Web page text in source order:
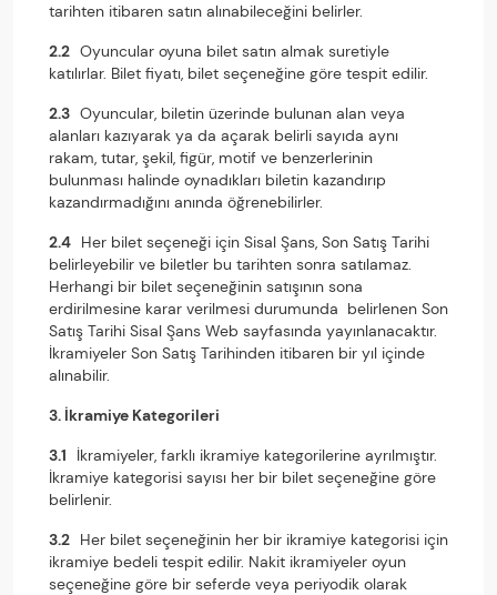
tarihten itibaren satın alınabileceğini belirler.
2.2 Oyuncular oyuna bilet satın almak suretiyle
katılırlar. Bilet fiyatı, bilet seçeneğine göre tespit edilir.
2.3 Oyuncular, biletin üzerinde bulunan alan veya
alanları kazıyarak ya da açarak belirli sayıda aynı
rakam, tutar, şekil, figür, motif ve benzerlerinin
bulunması halinde oynadıkları biletin kazandırıp
kazandırmadığını anında öğrenebilirler.
2.4 Her bilet seçeneği için Sisal Şans, Son Satış Tarihi
belirleyebilir ve biletler bu tarihten sonra satılamaz.
Herhangi bir bilet seçeneğinin satışının sona
erdirilmesine karar verilmesi durumunda belirlenen Son
Satış Tarihi Sisal Şans Web sayfasında yayınlanacaktır.
İkramiyeler Son Satış Tarihinden itibaren bir yıl içinde
alınabilir.
3. İkramiye Kategorileri
3.1 İkramiyeler, farklı ikramiye kategorilerine ayrılmıştır.
İkramiye kategorisi sayısı her bir bilet seçeneğine göre
belirlenir.
3.2 Her bilet seçeneğinin her bir ikramiye kategorisi için
ikramiye bedeli tespit edilir. Nakit ikramiyeler oyun
seçeneğine göre bir seferde veya periyodik olarak